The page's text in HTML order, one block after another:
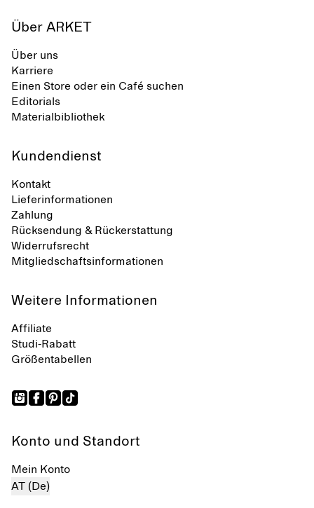
Über ARKET
Über uns
Karriere
Einen Store oder ein Café suchen
Editorials
Materialbibliothek
Kundendienst
Kontakt
Lieferinformationen
Zahlung
Rücksendung & Rückerstattung
Widerrufsrecht
Mitgliedschaftsinformationen
Weitere Informationen
Affiliate
Studi-Rabatt
Größentabellen
Konto und Standort
Mein Konto
AT (De)